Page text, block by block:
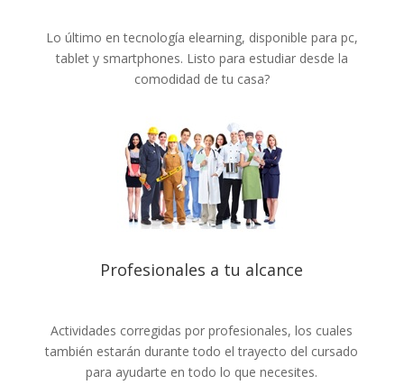
Lo último en tecnología elearning, disponible para pc,
tablet y smartphones. Listo para estudiar desde la
comodidad de tu casa?
Profesionales a tu alcance
Actividades corregidas por profesionales, los cuales
también estarán durante todo el trayecto del cursado
para ayudarte en todo lo que necesites.